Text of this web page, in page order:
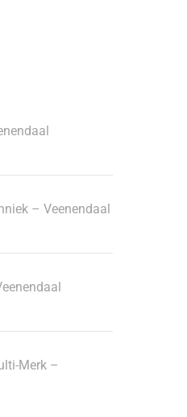
– Veenendaal
Merk –